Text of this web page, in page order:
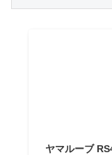
ヤマルーブ